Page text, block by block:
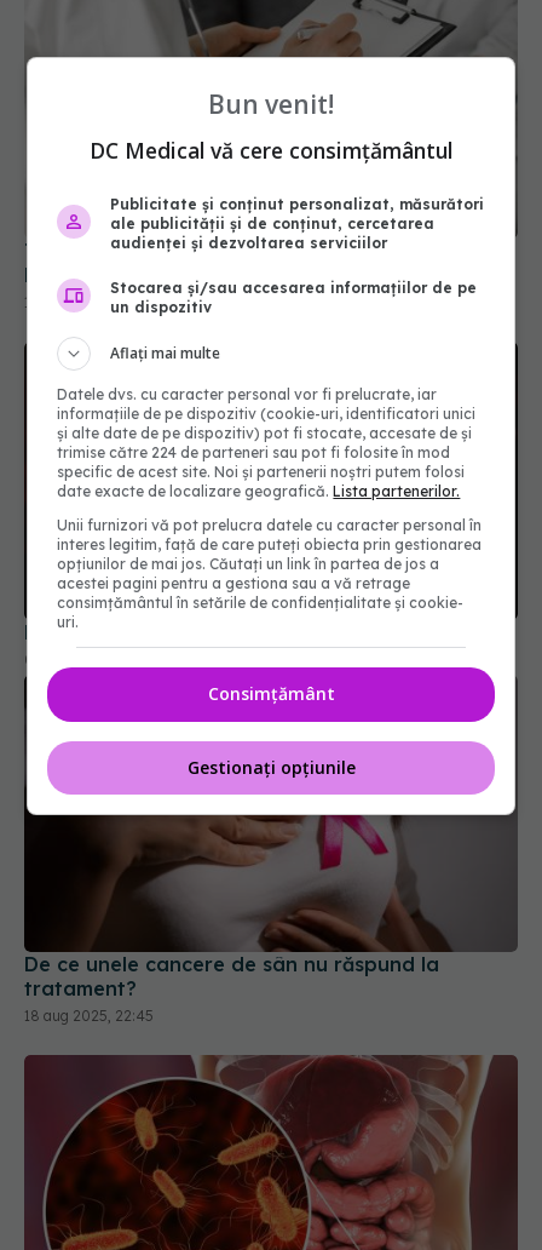
Terapia care previne patru tipuri de cancer. Este
la îndemâna oricui
De ce cancerul la inimă este extrem de rar
04 sep 2025, 15:50
De ce unele cancere de sân nu răspund la
tratament?
18 aug 2025, 22:45
Bun venit!
DC Medical vă cere consimțământul
Publicitate și conținut personalizat, măsurători
ale publicității și de conținut, cercetarea
audienței și dezvoltarea serviciilor
Stocarea și/sau accesarea informațiilor de pe
un dispozitiv
Aflați mai multe
Datele dvs. cu caracter personal vor fi prelucrate, iar
informațiile de pe dispozitiv (cookie-uri, identificatori unici
și alte date de pe dispozitiv) pot fi stocate, accesate de și
trimise către 224 de parteneri sau pot fi folosite în mod
specific de acest site. Noi și partenerii noștri putem folosi
date exacte de localizare geografică.Lista partenerilor.
Unii furnizori vă pot prelucra datele cu caracter personal în
interes legitim, față de care puteți obiecta prin gestionarea
opțiunilor de mai jos. Căutați un link în partea de jos a
acestei pagini pentru a gestiona sau a vă retrage
consimțământul în setările de confidențialitate și cookie-
uri.
Consimțământ
Gestionați opțiunile